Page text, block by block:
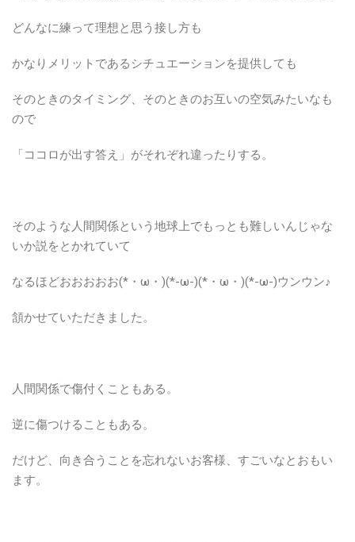
どんなに練って理想と思う接し方も
かなりメリットであるシチュエーションを提供しても
そのときのタイミング、そのときのお互いの空気みたいなも
ので
「ココロが出す答え」がそれぞれ違ったりする。
そのような人間関係という地球上でもっとも難しいんじゃな
いか説をとかれていて
なるほどおおおおお(*・ω・)(*-ω-)(*・ω・)(*-ω-)ウンウン♪
頷かせていただきました。
人間関係で傷付くこともある。
逆に傷つけることもある。
だけど、向き合うことを忘れないお客様、すごいなとおもい
ます。